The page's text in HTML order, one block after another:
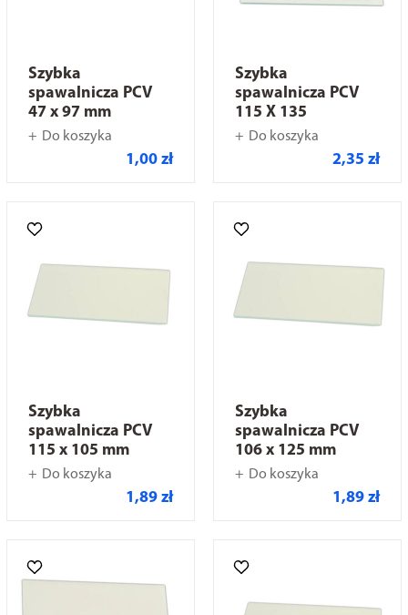
Szybka
spawalnicza PCV
47 x 97 mm
Do koszyka
1,00 zł
Szybka
spawalnicza PCV
115 X 135
Do koszyka
2,35 zł
Szybka
spawalnicza PCV
115 x 105 mm
Do koszyka
1,89 zł
Szybka
spawalnicza PCV
106 x 125 mm
Do koszyka
1,89 zł